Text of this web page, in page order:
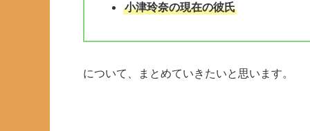
小津玲奈の現在の彼氏
について、まとめていきたいと思います。